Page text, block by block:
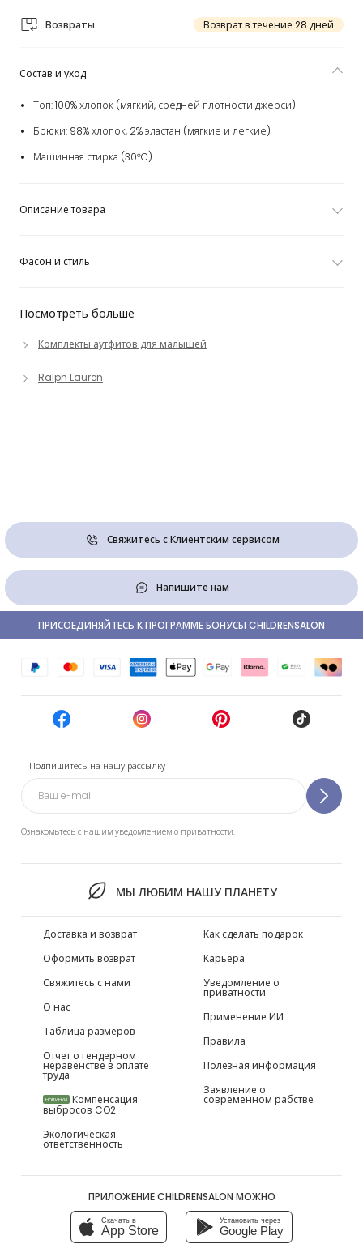
Возвраты Возврат в течение 28 дней
Посмотреть больше
Комплекты аутфитов для малышей
Ralph Lauren
Состав и уход
Топ: 100% хлопок (мягкий, средней плотности джерси)
Брюки: 98% хлопок, 2% эластан (мягкие и легкие)
Машинная стирка (30°C)
Описание товара
Фасон и стиль
Свяжитесь с Клиентским сервисом
Напишите нам
Подпишитесь на нашу рассылку
Ознакомьтесь с нашим уведомлением о приватности.
МЫ ЛЮБИМ НАШУ ПЛАНЕТУ
ПРИСОЕДИНЯЙТЕСЬ К ПРОГРАММЕ БОНУСЫ CHILDRENSALON
Доставка и возврат
Оформить возврат
Свяжитесь с нами
О нас
Таблица размеров
Отчет о гендерном
неравенстве в оплате
труда
НОВИНКИ Компенсация
выбросов CO2
Экологическая
ответственность
Как сделать подарок
Карьера
Уведомление о
приватности
Применение ИИ
Правила
Полезная информация
Заявление о
современном рабстве
ПРИЛОЖЕНИЕ CHILDRENSALON МОЖНО
Скачать в
App Store
Установить через
Google Play